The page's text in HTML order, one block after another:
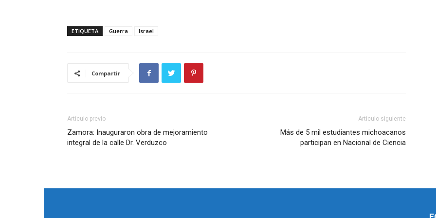
ETIQUETA Guerra Israel
Compartir
Artículo previo
Zamora: Inauguraron obra de mejoramiento
integral de la calle Dr. Verduzco
Artículo siguiente
Más de 5 mil estudiantes michoacanos
participan en Nacional de Ciencia